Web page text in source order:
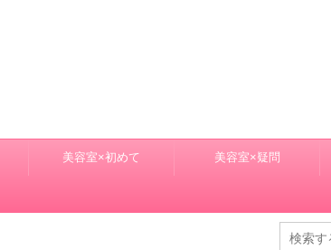
美容室×初めて 美容室×疑問